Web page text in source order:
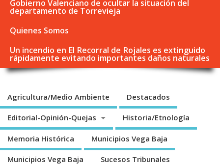
Gobierno Valenciano de ocultar la situación del
departamento de Torrevieja
Quienes Somos
Un incendio en El Recorral de Rojales es extinguido
rápidamente evitando importantes daños naturales
Agricultura/Medio Ambiente Destacados
Editorial-Opinión-Quejas Historia/Etnología
Memoria Histórica Municipios Vega Baja
Municipios Vega Baja Sucesos Tribunales